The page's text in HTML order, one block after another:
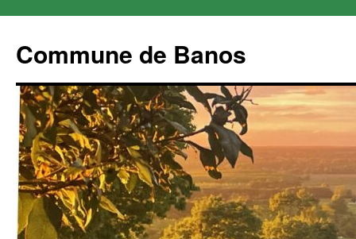
Commune de Banos